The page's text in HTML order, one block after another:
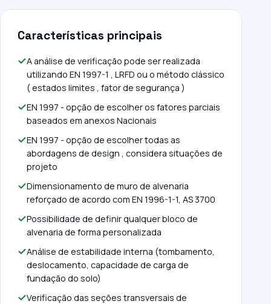
Características principais
A análise de verificação pode ser realizada
utilizando EN 1997-1 , LRFD ou o método clássico
( estados limites , fator de segurança )
EN 1997 - opção de escolher os fatores parciais
baseados em anexos Nacionais
EN 1997 - opção de escolher todas as
abordagens de design , considera situações de
projeto
Dimensionamento de muro de alvenaria
reforçado de acordo com EN 1996-1-1, AS 3700
Possibilidade de definir qualquer bloco de
alvenaria de forma personalizada
Análise de estabilidade interna (tombamento,
deslocamento, capacidade de carga de
fundação do solo)
Verificação das seções transversais de